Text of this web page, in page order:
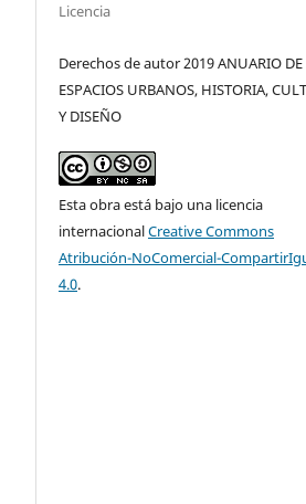
Licencia
Derechos de autor 2019 ANUARIO DE
ESPACIOS URBANOS, HISTORIA,
Y DISEÑO
Esta obra está bajo una licencia
internacionalCreative Commons
Atribución-NoComercial-
4.0.